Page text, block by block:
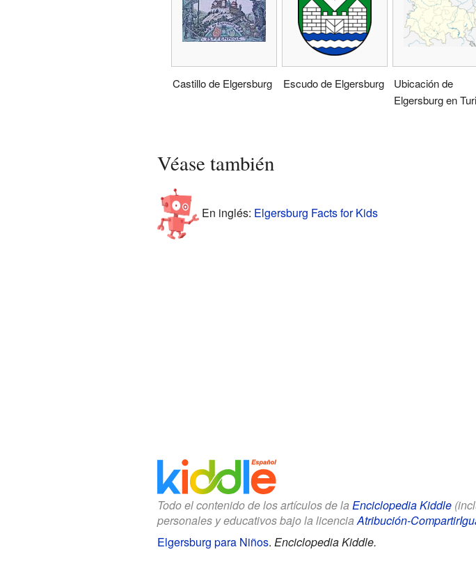
Castillo de Elgersburg Escudo de Elgersburg
Ubicación de
Elgersburg en
Véase también
En inglés: Elgersburg Facts for Kids
Todo el contenido de los artículos de la Enciclopedia Kiddle
personales y educativos bajo la licencia Atribución-
Elgersburg para Niños. Enciclopedia Kiddle.